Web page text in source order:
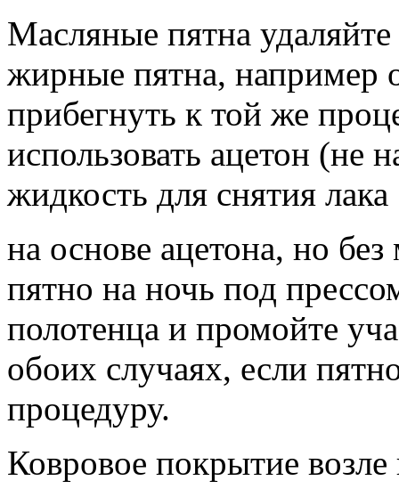
Масляные пятна
жирные пятна, например
прибегнуть к той же
использовать ацетон (не
жидкость для снятия лака
на основе ацетона, но
пятно на ночь под
полотенца и промойте
обоих случаях, если
процедуру.
Ковровое покрытие возле